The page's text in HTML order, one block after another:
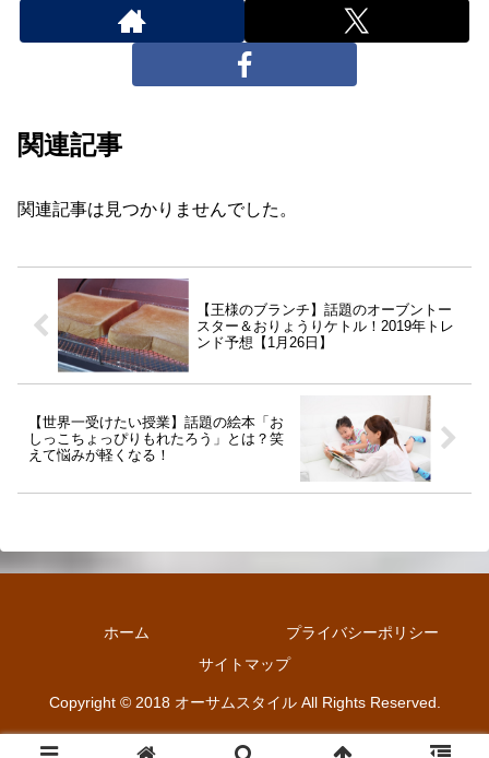
関連記事
関連記事は見つかりませんでした。
【王様のブランチ】話題のオーブントー
スター＆おりょうりケトル！2019年トレ
ンド予想【1月26日】
【世界一受けたい授業】話題の絵本「お
しっこちょっぴりもれたろう」とは？笑
えて悩みが軽くなる！
ホーム
プライバシーポリシー
サイトマップ
Copyright © 2018 オーサムスタイル All Rights Reserved.